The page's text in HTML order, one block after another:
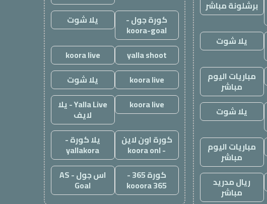
برشلونة مباشر
يلا شوت
مباريات اليوم
مباشر
يلا شوت
مباريات اليوم
مباشر
ريال مدريد
مباشر
كورة جول -
koora-goal
يلا شوت
yalla shoot
koora live
koora live
يلا شوت
koora live
Yalla Live - يلا
لايف
كورة اون لاين
- koora onl
يلا كورة -
yallakora
كورة 365 -
kooora 365
اس جول - AS
Goal